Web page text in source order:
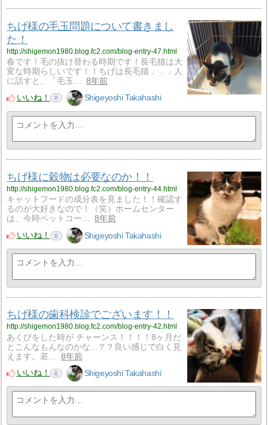
ちげ様の毛玉問題について書きまし
た！
http://shigemon1980.blog.fc2.com/blog-entry-47.html
春です！毛の抜け替わる時期です！長毛猫は大
変な時期らしいです！！ちげは長毛猫．．．人
に話すと、「毛玉…
8年前
いいね！
0 Shigeyoshi Takahashi
ちげ様に穀物は必要なのか！！
http://shigemon1980.blog.fc2.com/blog-entry-44.html
キャットフードの成分表を見ました！！確認す
るのが大好きなので！（笑）ホームセンター
は、今時ペットコー…
8年前
いいね！
0 Shigeyoshi Takahashi
ちげ様の歯科検診でございます！！
http://shigemon1980.blog.fc2.com/blog-entry-42.html
あくびをした時が チャーンス！！！！8ヶ月だ
とこんなもんなのかな...？？良い感じで白く見
えます。若…
8年前
いいね！
0 Shigeyoshi Takahashi